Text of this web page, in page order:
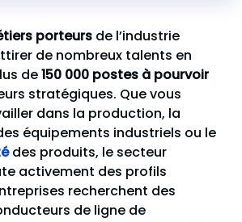
porteurs de l’industrie
de nombreux talents en
de150 000 postes à pourvoir
stratégiques. Que vous
dans la production, la
équipements industriels ou le
des produits, le secteur
activement des profils
recherchent des
de ligne de